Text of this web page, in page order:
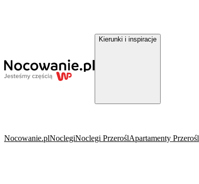
Kierunki i inspiracje
Nocowanie.plNoclegiNoclegi PrzeroślApartamenty Przerośl